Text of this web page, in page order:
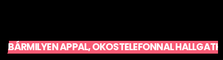
BÁRMILYEN APPAL, OKOSTELEFONNAL